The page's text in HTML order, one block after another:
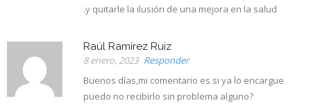
.y quitarle la ilusión de una mejora en la salud
Raúl Ramírez Ruiz
8 enero, 2023 Responder
Buenos días,mi comentario es si ya lo encargue
puedo no recibirlo sin problema alguno?